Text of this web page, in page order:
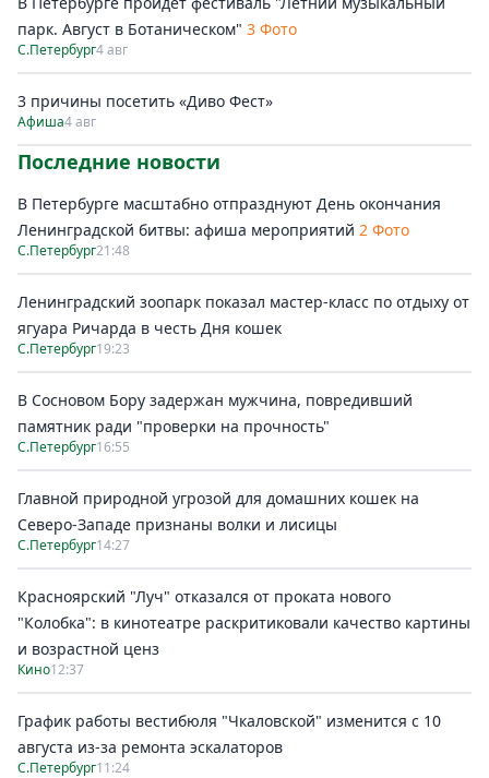
парк. Август в Ботаническом" 3 Фото
С.Петербург4 авг
3 причины посетить «Диво Фест»
Афиша4 авг
Последние новости
В Петербурге масштабно отпразднуют День окончания
Ленинградской битвы: афиша мероприятий 2 Фото
С.Петербург21:48
Ленинградский зоопарк показал мастер-класс по отдыху от
ягуара Ричарда в честь Дня кошек
С.Петербург19:23
В Сосновом Бору задержан мужчина, повредивший
памятник ради "проверки на прочность"
С.Петербург16:55
Главной природной угрозой для домашних кошек на
Северо-Западе признаны волки и лисицы
С.Петербург14:27
Красноярский "Луч" отказался от проката нового
"Колобка": в кинотеатре раскритиковали качество картины
и возрастной ценз
Кино12:37
График работы вестибюля "Чкаловской" изменится с 10
августа из-за ремонта эскалаторов
С.Петербург11:24